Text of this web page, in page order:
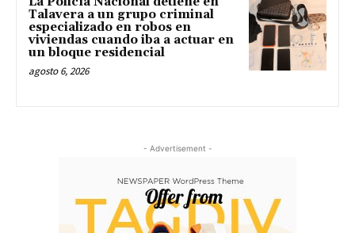
Talavera a un grupo criminal
especializado en robos en
viviendas cuando iba a actuar en
un bloque residencial
agosto 6, 2026
- Advertisement -